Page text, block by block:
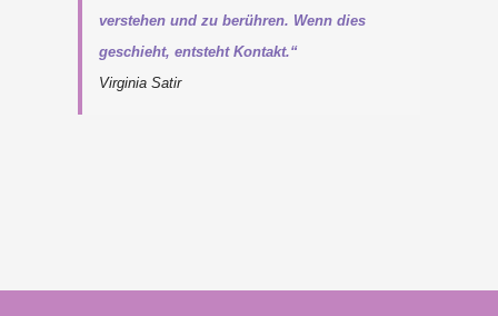
verstehen und zu berühren. Wenn dies
geschieht, entsteht Kontakt.“
Virginia Satir